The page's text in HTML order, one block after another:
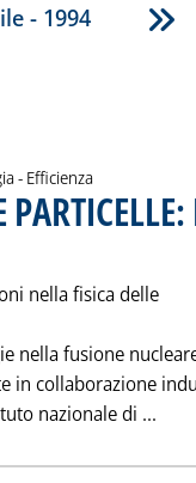
- 1994
- Efficienza
nella fisica delle
nella fusione
in collaborazione
nazionale di ...